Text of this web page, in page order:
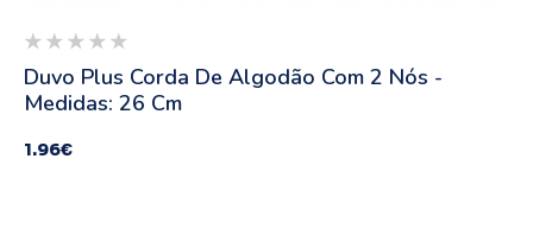
Duvo Plus Corda De Algodão Com 2 Nós -
Medidas: 26 Cm
1.96€